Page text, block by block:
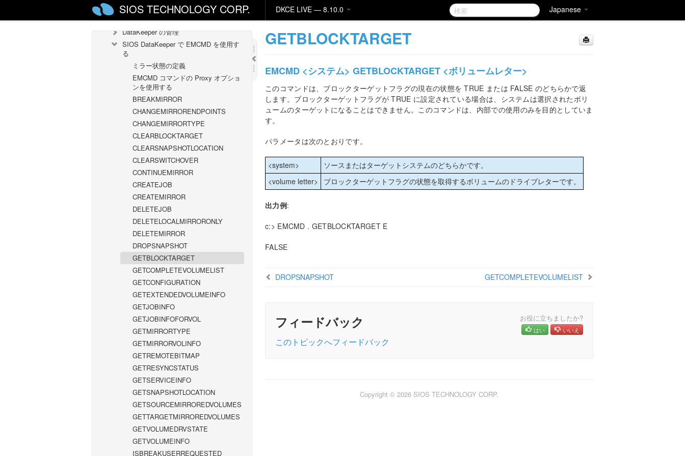
Japanese
SIOS TECHNOLOGY CORP. DKCE LIVE — 8.10.0
レプリケーションについて
構成
DataKeeper の管理
SIOS DataKeeper で EMCMD を使用す
る
ミラー状態の定義
EMCMD コマンドの Proxy オプショ
ンを使用する
BREAKMIRROR
CHANGEMIRRORENDPOINTS
CHANGEMIRRORTYPE
CLEARBLOCKTARGET
CLEARSNAPSHOTLOCATION
CLEARSWITCHOVER
CONTINUEMIRROR
CREATEJOB
CREATEMIRROR
DELETEJOB
DELETELOCALMIRRORONLY
DELETEMIRROR
DROPSNAPSHOT
GETBLOCKTARGET
GETCOMPLETEVOLUMELIST
GETCONFIGURATION
GETEXTENDEDVOLUMEINFO
GETJOBINFO
GETJOBINFOFORVOL
GETMIRRORTYPE
GETMIRRORVOLINFO
GETREMOTEBITMAP
GETRESYNCSTATUS
GETSERVICEINFO
GETSNAPSHOTLOCATION
GETSOURCEMIRROREDVOLUMES
GETTARGETMIRROREDVOLUMES
GETVOLUMEDRVSTATE
GETVOLUMEINFO
ISBREAKUSERREQUESTED
GETBLOCKTARGET
EMCMD <システム> GETBLOCKTARGET <ボリュームレター>
このコマンドは、ブロックターゲットフラグの現在の状態を TRUE または FALSE のどちらかで返
します。ブロックターゲットフラグが TRUE に設定されている場合は、システムは選択されたボリ
ュームのターゲットになることはできません。このコマンドは、内部での使用のみを目的としていま
す。
パラメータは次のとおりです。
<system>
ソースまたはターゲットシステムのどちらかです。
<volume letter>
ブロックターゲットフラグの状態を取得するボリュームのドライブレターです。
出力例:
c:> EMCMD . GETBLOCKTARGET E
FALSE
DROPSNAPSHOT GETCOMPLETEVOLUMELIST
フィードバック お役に立ちましたか?
はい いいえ
このトピックへフィードバック
Copyright © 2026 SIOS TECHNOLOGY CORP.